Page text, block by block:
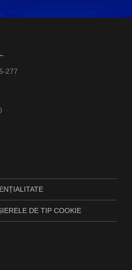
277
DE TIP COOKIE